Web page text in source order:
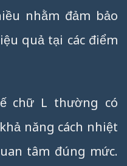
nhằm đảm bảo
quả tại các điểm
chữ L thường có
năng cách nhiệt
tâm đúng mức.